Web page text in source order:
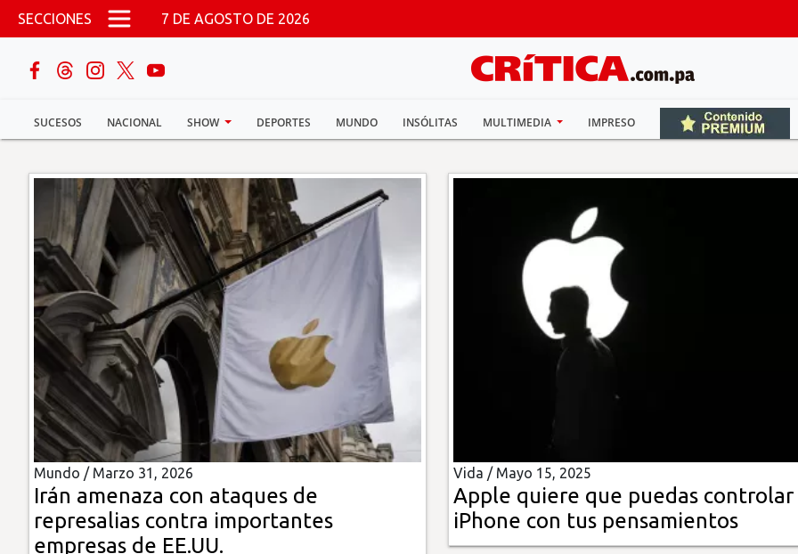
Pasar al contenido principal
SECCIONES 7 DE AGOSTO DE 2026
SUCESOS NACIONAL SHOW DEPORTES MUNDO INSÓLITAS MULTIMEDIA IMPRESO
buscar
Sucesos
Nacional
Política
Show
Deportes
Mundo
Insólitas
Multimedia
Impreso
Mundo / Marzo 31, 2026
Irán amenaza con ataques de
represalias contra importantes
empresas de EE.UU.
Vida / Mayo 15, 2025
Apple quiere que puedas
iPhone con tus pensamientos